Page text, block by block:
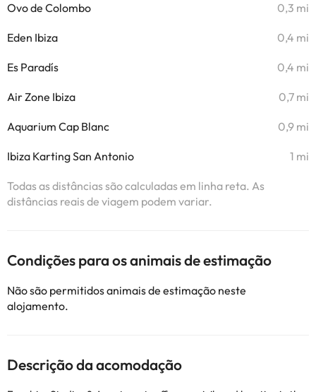
Ovo de Colombo 0,3 mi
Eden Ibiza 0,4 mi
Es Paradís 0,4 mi
Air Zone Ibiza 0,7 mi
Aquarium Cap Blanc 0,9 mi
Ibiza Karting San Antonio 1 mi
Todas as distâncias são calculadas em linha reta. As
distâncias reais de viagem podem variar.
Condições para os animais de estimação
Não são permitidos animais de estimação neste
alojamento.
Descrição da acomodação